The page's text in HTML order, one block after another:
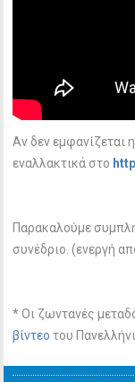
Αν δεν εμφανίζεται
εναλλακτικά στο
Παρακαλούμε
συνέδριο. (ενεργή
* Οι ζωντανές
βίντεο του